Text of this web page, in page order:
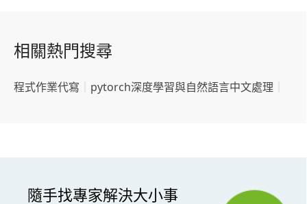
相關熱門搜尋
程式作業代寫 pytorch深度學習與自然語言中文處理
隨手找專家解決大小事